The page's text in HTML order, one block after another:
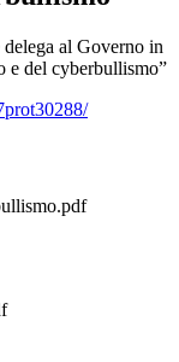
al Governo in
e del cyberbullismo”